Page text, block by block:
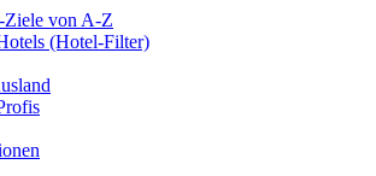
Ziele von A-Z
(Hotel-Filter)